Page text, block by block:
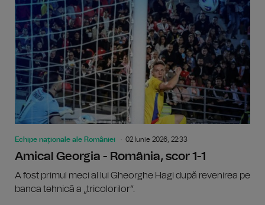
Echipe naționale ale României 02 Iunie 2026, 22:33
Amical Georgia - România, scor 1-1
A fost primul meci al lui Gheorghe Hagi după revenirea pe
banca tehnică a „tricolorilor”.